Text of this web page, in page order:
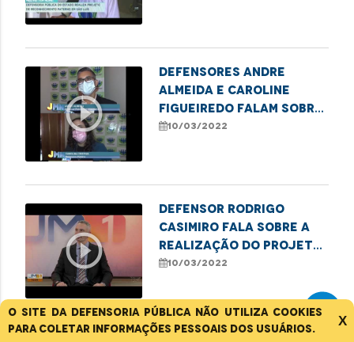
O site da Defensoria Pública não utiliza cookies
para coletar informações pessoais dos usuários.
X
play_circle_outline
Defensores Andre
Almeida e Caroline
Figueiredo falam sobre
homenagem ao Dia
10/03/2022
play_circle_outline
Defensor Rodrigo
Casimiro fala sobre a
realização do projeto
"Meu Pai tem Nome" em
10/03/2022